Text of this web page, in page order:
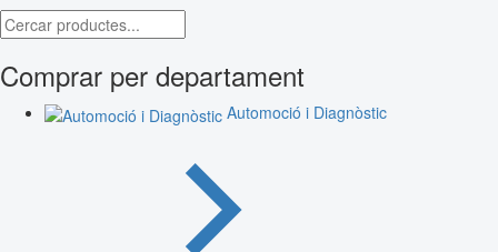
Comprar per departament
Automoció i Diagnòstic